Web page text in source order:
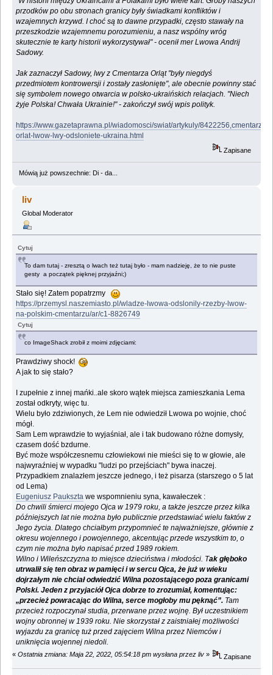
przodków po obu stronach granicy były świadkami konfliktów i
wzajemnych krzywd. I choć są to dawne przypadki, często stawały na
przeszkodzie wzajemnemu porozumieniu, a nasz wspólny wróg
skutecznie te karty historii wykorzystywał" - ocenił mer Lwowa Andrij
Sadowy.
Jak zaznaczył Sadowy, lwy z Cmentarza Orląt "były niegdyś
przedmiotem kontrowersji i zostały zasłonięte", ale obecnie powinny stać
się symbolem nowego otwarcia w polsko-ukraińskich relacjach. "Niech
żyje Polska! Chwała Ukrainie!" - zakończył swój wpis polityk.
https://www.gazetaprawna.pl/wiadomosci/swiat/artykuly/8422256,cmentarz-
orlat-lwow-lwy-odsloniete-ukraina.html
Zapisane
Mówią już powszechnie: Di - da...
liv
Global Moderator
Cytuj
To dam tutaj - zresztą o lwach też tutaj było - mam nadzieję, że to nie puste
gesty a początek pięknej przyjaźni;)
Stało się! Zatem popatrzmy
https://przemysl.naszemiasto.pl/wladze-lwowa-odslonily-rzezby-lwow-
na-polskim-cmentarzu/ar/c1-8826749
Cytuj
co ImageShack zrobił z moimi zdjęciami:
Prawdziwy shock!
A jak to się stało?
I zupełnie z innej mańki..ale skoro wątek miejsca zamieszkania Lema
został odkryty, więc tu.
Wielu było zdziwionych, że Lem nie odwiedził Lwowa po wojnie, choć
mógł.
Sam Lem wprawdzie to wyjaśniał, ale i tak budowano różne domysły,
czasem dość bzdurne.
Być może współczesnemu człowiekowi nie mieści się to w głowie, ale
najwyraźniej w wypadku "ludzi po przejściach" bywa inaczej.
Przypadkiem znalazłem jeszcze jednego, i też pisarza (starszego o 5 lat
od Lema)
Eugeniusz Paukszta we wspomnieniu syna, kawałeczek :
Do chwili śmierci mojego Ojca w 1979 roku, a także jeszcze przez kilka
późniejszych lat nie można było publicznie przedstawiać wielu faktów z
Jego życia. Dlatego chciałbym przypomnieć te najważniejsze, głównie z
okresu wojennego i powojennego, akcentując przede wszystkim to, o
czym nie można było napisać przed 1989 rokiem.
Wilno i Wileńszczyzna to miejsce dzieciństwa i młodości. Tak głęboko
utrwalił się ten obraz w pamięci i w sercu Ojca, że już w wieku
dojrzałym nie chciał odwiedzić Wilna pozostającego poza granicami
Polski. Jeden z przyjaciół Ojca dobrze to zrozumiał, komentując:
„przecież powracając do Wilna, serce mogłoby mu pęknąć”. Tam
przecież rozpoczynał studia, przerwane przez wojnę. Był uczestnikiem
wojny obronnej w 1939 roku. Nie skorzystał z zaistniałej możliwości
wyjazdu za granicę tuż przed zajęciem Wilna przez Niemców i
uniknięcia wojennej niedoli.
« Ostatnia zmiana: Maja 22, 2022, 05:54:18 pm wysłana przez liv » Zapisane